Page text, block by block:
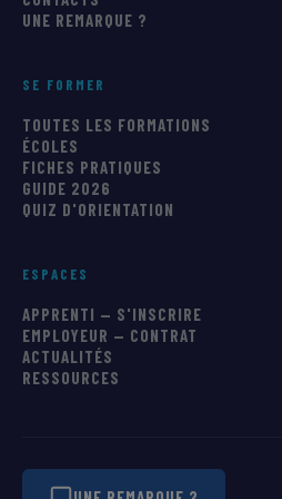
UNE REMARQUE ?
SE FORMER
TOUTES LES FORMATIONS
ÉCOLES
FICHES PRATIQUES
GUIDE 2026
QUIZ D'ORIENTATION
ESPACES
APPRENTI — S'INSCRIRE
EMPLOYEUR — CONTRAT
ACTUALITÉS
RESSOURCES